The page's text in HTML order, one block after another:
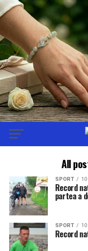
All
SPORT
Record
partea a
SPORT
Record